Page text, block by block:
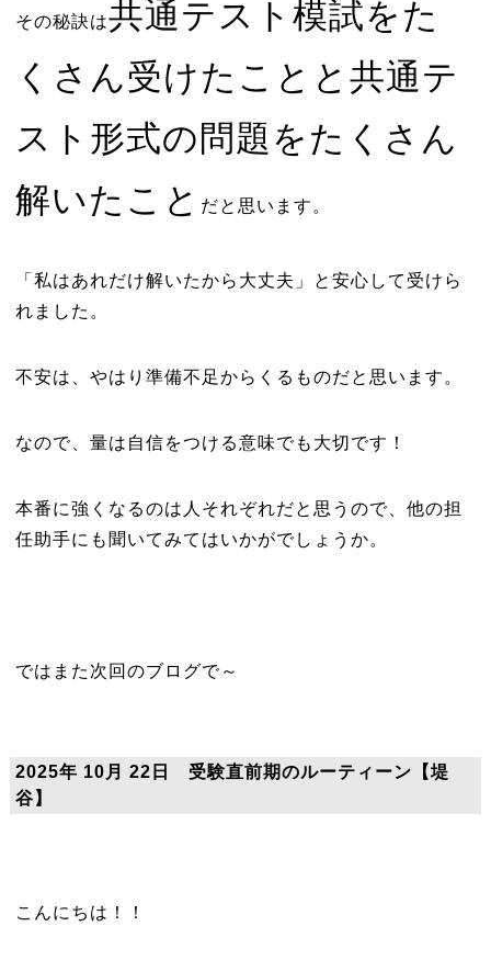
その秘訣は共通テスト模試をた
くさん受けたことと共通テ
スト形式の問題をたくさん
解いたこと だと思います。
「私はあれだけ解いたから大丈夫」と安心して受けら
れました。
不安は、やはり準備不足からくるものだと思います。
なので、量は自信をつける意味でも大切です！
本番に強くなるのは人それぞれだと思うので、他の担
任助手にも聞いてみてはいかがでしょうか。
ではまた次回のブログで～
2025年 10月 22日 受験直前期のルーティーン【堤
谷】
こんにちは！！